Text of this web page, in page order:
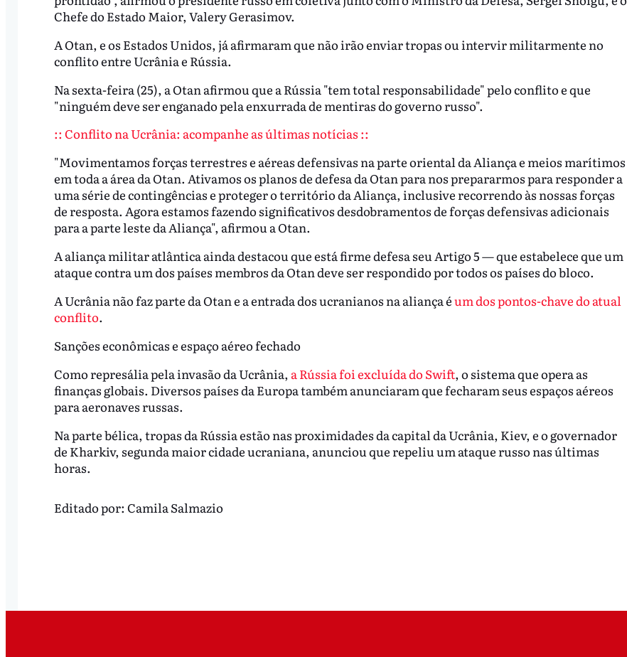
Chefe do Estado Maior, Valery Gerasimov.
A Otan, e os Estados Unidos, já afirmaram que não irão enviar tropas ou intervir militarmente no
conflito entre Ucrânia e Rússia.
Na sexta-feira (25), a Otan afirmou que a Rússia "tem total responsabilidade" pelo conflito e que
"ninguém deve ser enganado pela enxurrada de mentiras do governo russo".
:: Conflito na Ucrânia: acompanhe as últimas notícias ::
"Movimentamos forças terrestres e aéreas defensivas na parte oriental da Aliança e meios marítimos
em toda a área da Otan. Ativamos os planos de defesa da Otan para nos prepararmos para responder a
uma série de contingências e proteger o território da Aliança, inclusive recorrendo às nossas forças
de resposta. Agora estamos fazendo significativos desdobramentos de forças defensivas adicionais
para a parte leste da Aliança", afirmou a Otan.
A aliança militar atlântica ainda destacou que está firme defesa seu Artigo 5— que estabelece que um
ataque contra um dos países membros da Otan deve ser respondido por todos os países do bloco.
A Ucrânia não faz parte da Otan e a entrada dos ucranianos na aliança éum dos pontos-chave do atual
conflito.
Sanções econômicas e espaço aéreo fechado
Como represália pela invasão da Ucrânia, a Rússia foi excluída do Swift, o sistema que opera as
finanças globais. Diversos países da Europa também anunciaram que fecharam seus espaços aéreos
para aeronaves russas.
Na parte bélica, tropas da Rússia estão nas proximidades da capital da Ucrânia, Kiev, e o governador
de Kharkiv, segunda maior cidade ucraniana, anunciou que repeliu um ataque russo nas últimas
horas.
Editado por: Camila Salmazio